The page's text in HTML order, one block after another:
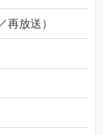
再放送）